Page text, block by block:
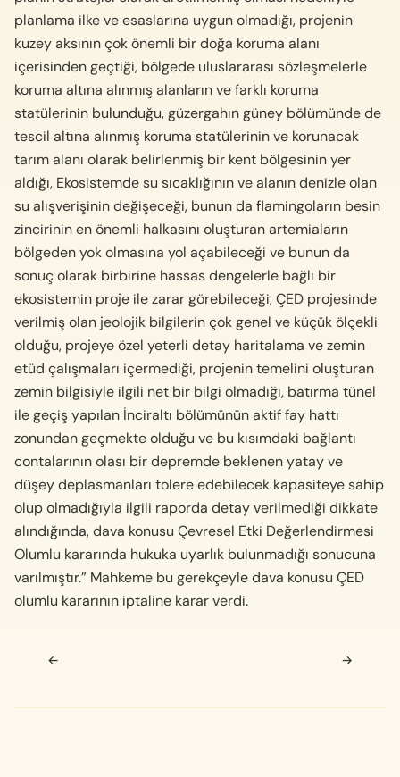
planlama ilke ve esaslarına uygun olmadığı, projenin
kuzey aksının çok önemli bir doğa koruma alanı
içerisinden geçtiği, bölgede uluslararası sözleşmelerle
koruma altına alınmış alanların ve farklı koruma
statülerinin bulunduğu, güzergahın güney bölümünde de
tescil altına alınmış koruma statülerinin ve korunacak
tarım alanı olarak belirlenmiş bir kent bölgesinin yer
aldığı, Ekosistemde su sıcaklığının ve alanın denizle olan
su alışverişinin değişeceği, bunun da flamingoların besin
zincirinin en önemli halkasını oluşturan artemiaların
bölgeden yok olmasına yol açabileceği ve bunun da
sonuç olarak birbirine hassas dengelerle bağlı bir
ekosistemin proje ile zarar görebileceği, ÇED projesinde
verilmiş olan jeolojik bilgilerin çok genel ve küçük ölçekli
olduğu, projeye özel yeterli detay haritalama ve zemin
etüd çalışmaları içermediği, projenin temelini oluşturan
zemin bilgisiyle ilgili net bir bilgi olmadığı, batırma tünel
ile geçiş yapılan İnciraltı bölümünün aktif fay hattı
zonundan geçmekte olduğu ve bu kısımdaki bağlantı
contalarının olası bir depremde beklenen yatay ve
düşey deplasmanları tolere edebilecek kapasiteye sahip
olup olmadığıyla ilgili raporda detay verilmediği dikkate
alındığında, dava konusu Çevresel Etki Değerlendirmesi
Olumlu kararında hukuka uyarlık bulunmadığı sonucuna
varılmıştır.” Mahkeme bu gerekçeyle dava konusu ÇED
olumlu kararının iptaline karar verdi.
Navigasyon sonrası
← →